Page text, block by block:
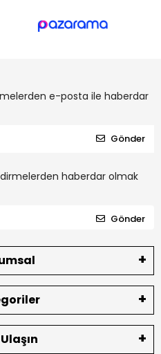
e-posta ile haberdar
Gönder
haberdar olmak
Gönder